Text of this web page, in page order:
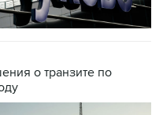
о транзите по